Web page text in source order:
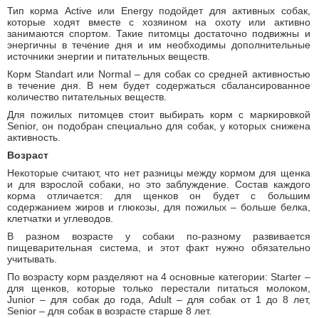
Тип корма Active или Energy подойдет для активных собак,
которые ходят вместе с хозяином на охоту или активно
занимаются спортом. Такие питомцы достаточно подвижны и
энергичны в течение дня и им необходимы дополнительные
источники энергии и питательных веществ.
Корм Standart или Normal – для собак со средней активностью
в течение дня. В нем будет содержаться сбалансированное
количество питательных веществ.
Для пожилых питомцев стоит выбирать корм с маркировкой
Senior, он подобран специально для собак, у которых снижена
активность.
Возраст
Некоторые считают, что нет разницы между кормом для щенка
и для взрослой собаки, но это заблуждение. Состав каждого
корма отличается: для щенков он будет с большим
содержанием жиров и глюкозы, для пожилых – больше белка,
клетчатки и углеводов.
В разном возрасте у собаки по-разному развивается
пищеварительная система, и этот факт нужно обязательно
учитывать.
По возрасту корм разделяют на 4 основные категории: Starter –
для щенков, которые только перестали питаться молоком,
Junior – для собак до года, Adult – для собак от 1 до 8 лет,
Senior – для собак в возрасте старше 8 лет.